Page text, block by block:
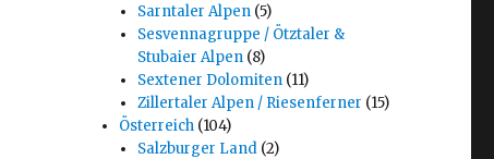
Sarntaler Alpen(5)
Sesvennagruppe / Ötztaler &
Stubaier Alpen(8)
Sextener Dolomiten(11)
Zillertaler Alpen / Riesenferner (15)
Österreich (104)
Salzburger Land(2)